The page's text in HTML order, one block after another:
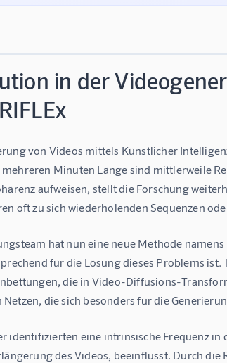
in der
von Videos mittels Künstlicher
Minuten Länge sind mittlerweile
aufweisen, stellt die Forschung
oft zu sich wiederholenden Sequenzen
hat nun eine neue Methode
für die Lösung dieses Problems
die in Video-Diffusions-
Netzen, die sich besonders für die
identifizierten eine intrinsische Frequenz
des Videos, beeinflusst. Durch